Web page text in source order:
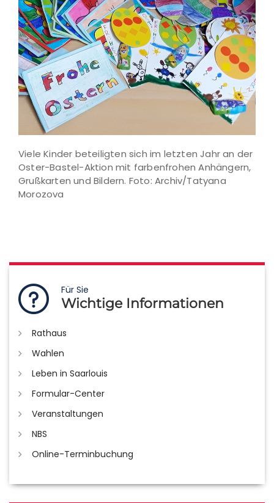
Viele Kinder beteiligten sich im letzten Jahr an der
Oster-Bastel-Aktion mit farbenfrohen Anhängern,
Grußkarten und Bildern. Foto: Archiv/Tatyana
Morozova
Für Sie
Wichtige Informationen
Rathaus
Wahlen
Leben in Saarlouis
Formular-Center
Veranstaltungen
NBS
Online-Terminbuchung